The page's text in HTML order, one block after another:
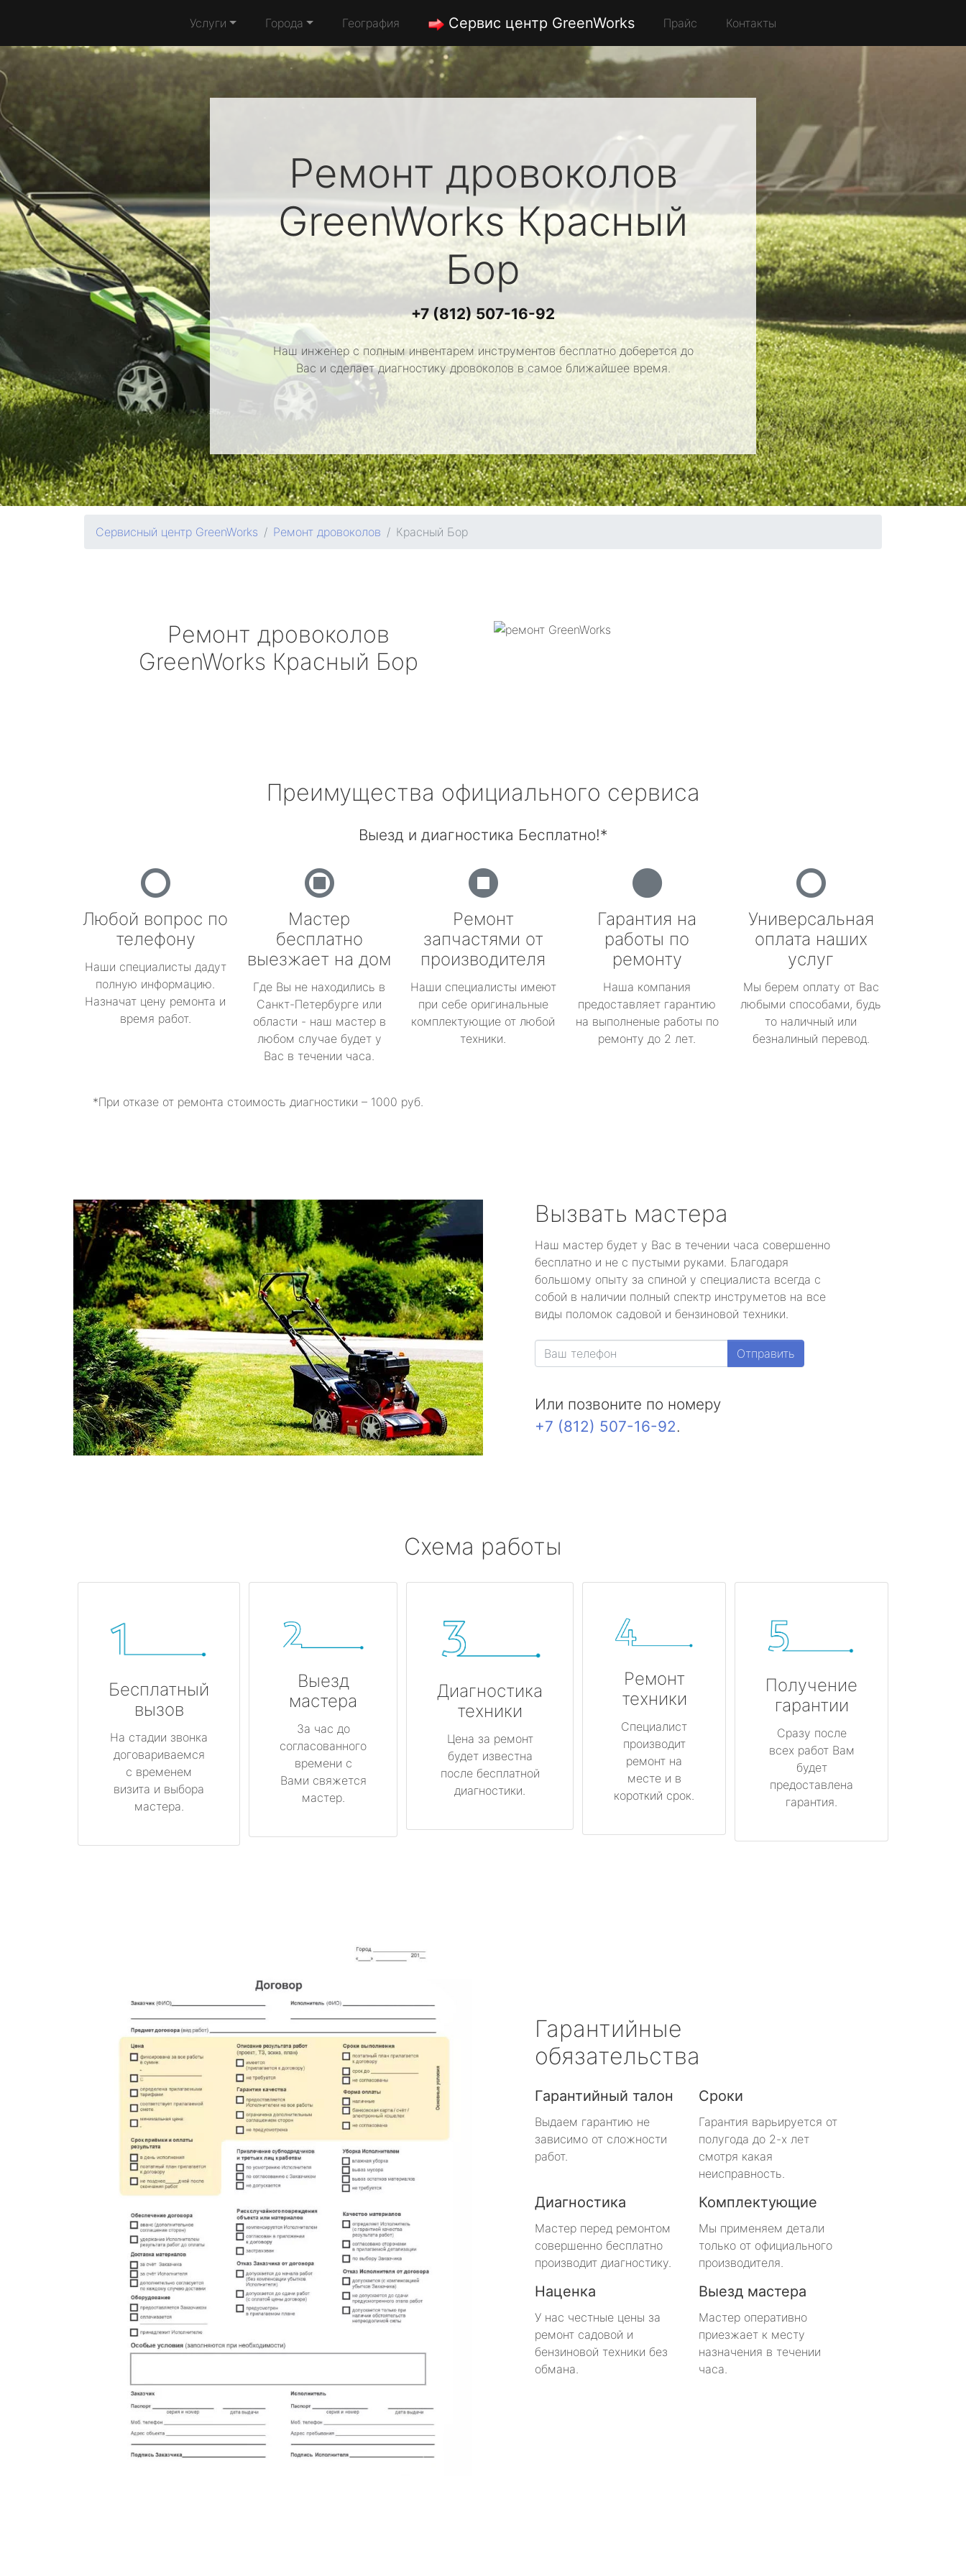
Услуги Города География Сервис центр GreenWorks Прайс Контакты
Ремонт дровоколов
GreenWorksКрасный
Бор
+7 (812) 507-16-92
Наш инженер с полным инвентарем инструментов бесплатно доберется до
Вас и сделает диагностику дровоколов в самое ближайшее время.
Сервисный центр GreenWorks Ремонт дровоколов Красный Бор
Ремонт дровоколов
GreenWorks Красный Бор
Преимущества официального сервиса
Выезд и диагностика Бесплатно!*
Любой вопрос по
телефону
Наши специалисты дадут
полную информацию.
Назначат цену ремонта и
время работ.
Мастер
бесплатно
выезжает на дом
Где Вы не находились в
Санкт-Петербурге или
области - наш мастер в
любом случае будет у
Вас в течении часа.
Ремонт
запчастями от
производителя
Наши специалисты имеют
при себе оригинальные
комплектующие от любой
техники.
Гарантия на
работы по
ремонту
Наша компания
предоставляет гарантию
на выполненые работы по
ремонту до 2 лет.
Универсальная
оплата наших
услуг
Мы берем оплату от Вас
любыми способами, будь
то наличный или
безналиный перевод.
*При отказе от ремонта стоимость диагностики – 1000 руб.
Вызвать мастера
Наш мастер будет у Вас в течении часа совершенно
бесплатно и не с пустыми руками. Благодаря
большому опыту за спиной у специалиста всегда с
собой в наличии полный спектр инструметов на все
виды поломок садовой и бензиновой техники.
Отправить
Или позвоните по номеру
+7 (812) 507-16-92.
Схема работы
Бесплатный
вызов
На стадии звонка
договариваемся
с временем
визита и выбора
мастера.
Выезд
мастера
За час до
согласованного
времени с
Вами свяжется
мастер.
Диагностика
техники
Цена за ремонт
будет известна
после бесплатной
диагностики.
Ремонт
техники
Специалист
производит
ремонт на
месте и в
короткий срок.
Получение
гарантии
Сразу после
всех работ Вам
будет
предоставлена
гарантия.
Гарантийные
обязательства
Гарантийный талон
Выдаем гарантию не
зависимо от сложности
работ.
Сроки
Гарантия варьируется от
полугода до 2-х лет
смотря какая
неисправность.
Диагностика
Мастер перед ремонтом
совершенно бесплатно
производит диагностику.
Комплектующие
Мы применяем детали
только от официального
производителя.
Наценка
У нас честные цены за
ремонт садовой и
бензиновой техники без
обмана.
Выезд мастера
Мастер оперативно
приезжает к месту
назначения в течении
часа.